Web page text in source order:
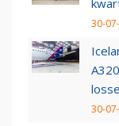
30-
30-